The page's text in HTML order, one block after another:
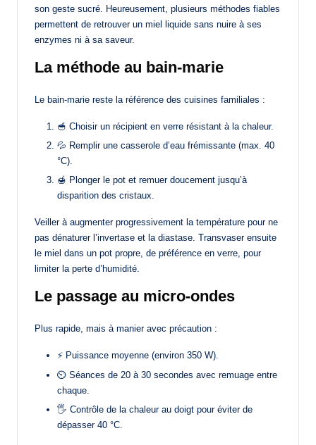
son geste sucré. Heureusement, plusieurs méthodes fiables
permettent de retrouver un miel liquide sans nuire à ses
enzymes ni à sa saveur.
La méthode au bain-marie
Le bain-marie reste la référence des cuisines familiales :
🥣 Choisir un récipient en verre résistant à la chaleur.
💦 Remplir une casserole d’eau frémissante (max. 40
°C).
🍯 Plonger le pot et remuer doucement jusqu’à
disparition des cristaux.
Veiller à augmenter progressivement la température pour ne
pas dénaturer l’invertase et la diastase. Transvaser ensuite
le miel dans un pot propre, de préférence en verre, pour
limiter la perte d’humidité.
Le passage au micro-ondes
Plus rapide, mais à manier avec précaution :
⚡ Puissance moyenne (environ 350 W).
⏲️ Séances de 20 à 30 secondes avec remuage entre
chaque.
🖐️ Contrôle de la chaleur au doigt pour éviter de
dépasser 40 °C.